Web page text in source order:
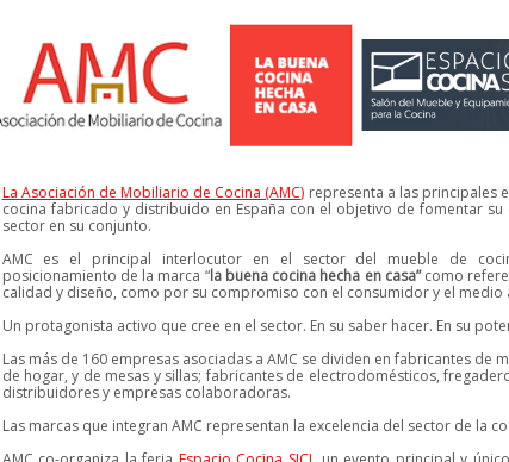
La Asociación de Mobiliario de Cocina (AMC) representa a las principales
cocina fabricado y distribuido en España con el objetivo de fomentar
sector en su conjunto.
AMC es el principal interlocutor en el sector del mueble de
posicionamiento de la marca “la buena cocina hecha en casa”como
calidad y diseño, como por su compromiso con el consumidor y el medio
Un protagonista activo que cree en el sector. En su saber hacer. En su
Las más de 160 empresas asociadas a AMC se dividen en fabricantes de
de hogar, y de mesas y sillas; fabricantes de electrodomésticos,
distribuidores y empresas colaboradoras.
Las marcas que integran AMC representan la excelencia del sector de la